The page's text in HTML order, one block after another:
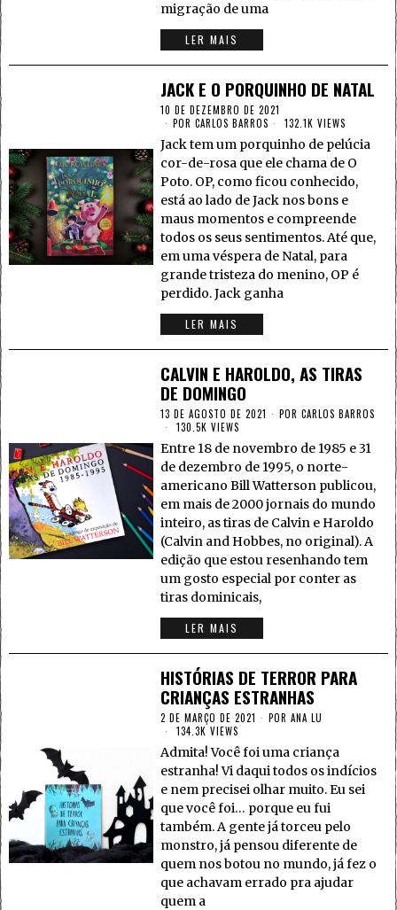
migração de uma
LER MAIS
JACK E O PORQUINHO DE NATAL
10 DE DEZEMBRO DE 2021
PORCARLOS BARROS 132.1K VIEWS
Jack tem um porquinho de pelúcia
cor-de-rosa que ele chama de O
Poto. OP, como ficou conhecido,
está ao lado de Jack nos bons e
maus momentos e compreende
todos os seus sentimentos. Até que,
em uma véspera de Natal, para
grande tristeza do menino, OP é
perdido. Jack ganha
LER MAIS
CALVIN E HAROLDO, AS TIRAS
DE DOMINGO
13 DE AGOSTO DE 2021 PORCARLOS BARROS
130.5K VIEWS
Entre 18 de novembro de 1985 e 31
de dezembro de 1995, o norte-
americano Bill Watterson publicou,
em mais de 2000 jornais do mundo
inteiro, as tiras de Calvin e Haroldo
(Calvin and Hobbes, no original). A
edição que estou resenhando tem
um gosto especial por conter as
tiras dominicais,
LER MAIS
HISTÓRIAS DE TERROR PARA
CRIANÇAS ESTRANHAS
2 DE MARÇO DE 2021 PORANA LU
134.3K VIEWS
Admita! Você foi uma criança
estranha! Vi daqui todos os indícios
e nem precisei olhar muito. Eu sei
que você foi… porque eu fui
também. A gente já torceu pelo
monstro, já pensou diferente de
quem nos botou no mundo, já fez o
que achavam errado pra ajudar
quem a